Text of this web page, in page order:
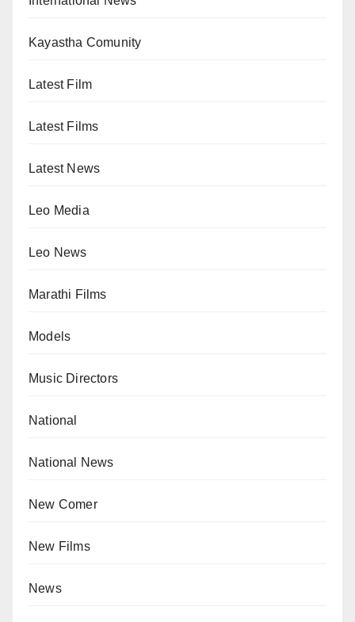
Kayastha Comunity
Latest Film
Latest Films
Latest News
Leo Media
Leo News
Marathi Films
Models
Music Directors
National
National News
New Comer
New Films
News